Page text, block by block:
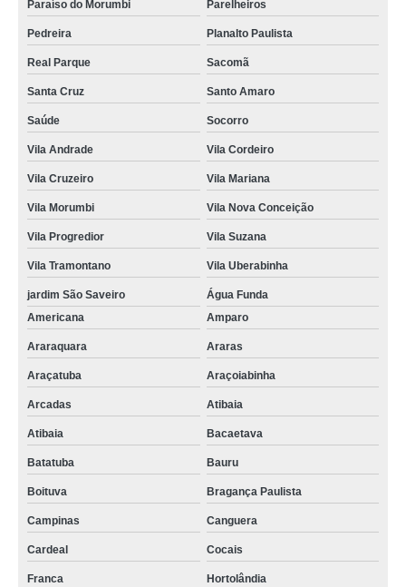
Paraíso do Morumbi Parelheiros
Pedreira Planalto Paulista
Real Parque Sacomã
Santa Cruz Santo Amaro
Saúde Socorro
Vila Andrade Vila Cordeiro
Vila Cruzeiro Vila Mariana
Vila Morumbi Vila Nova Conceição
Vila Progredior Vila Suzana
Vila Tramontano Vila Uberabinha
jardim São Saveiro
Água Funda
Americana
Amparo
Araraquara Araras
Araçatuba Araçoiabinha
Arcadas Atibaia
Atibaia Bacaetava
Batatuba Bauru
Boituva Bragança Paulista
Campinas Canguera
Cardeal Cocais
Franca Hortolândia